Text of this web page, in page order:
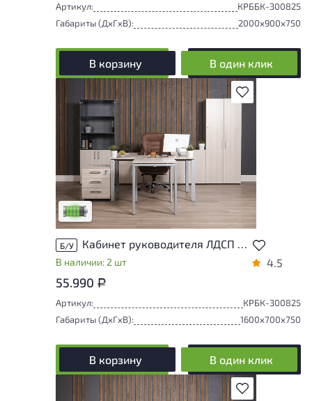
Артикул:
КРББК-300825
Габариты (ДxГxВ):
2000x900x750
В корзину В один клик
В избранное
У товара присутствуют незначительные
следы эксплуатации, не влияющие на
удобство его использования
Низкая степень износа
Б/У Кабинет руководителя ЛДСП Бук
В наличии: 2 шт 4.5
55.990 Р
Артикул:
КРБК-300825
Габариты (ДxГxВ):
1600x700x750
В корзину В один клик
В избранное